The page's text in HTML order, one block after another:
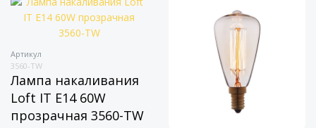
Артикул
3560-TW
Лампа накаливания
Loft IT E14 60W
прозрачная 3560-TW